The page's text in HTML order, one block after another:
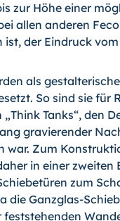
zur Höhe einer
allen anderen
ist, der Eindruck
als
So sind sie für
Tanks“, den
gravierender
war. Zum
in einer zweiten
zum
die Ganzglas-
feststehenden